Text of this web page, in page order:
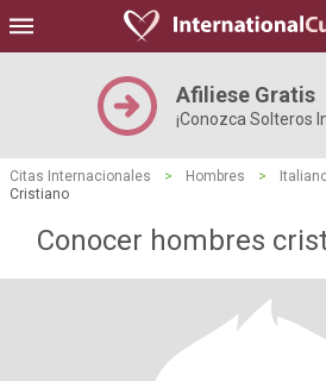
Afiliese Gratis
¡Conozca Solteros
Citas Internacionales > Hombres >
Cristiano
Conocer hombres